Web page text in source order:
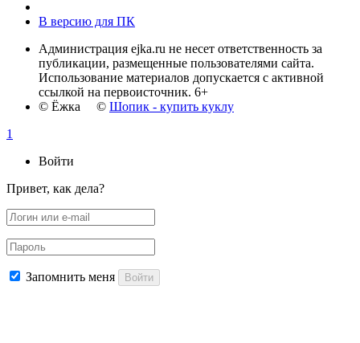
В версию для ПК
Администрация ejka.ru не несет ответственность за
публикации, размещенные пользователями сайта.
Использование материалов допускается с активной
ссылкой на первоисточник. 6+
© Ёжка © Шопик - купить куклу
1
Войти
Привет, как дела?
Запомнить меня Войти